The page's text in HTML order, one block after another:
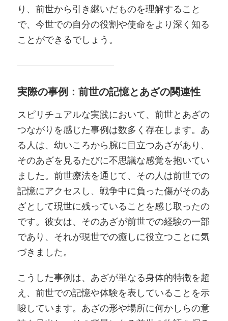
り、前世から引き継いだものを理解すること
で、今世での自分の役割や使命をより深く知る
ことができるでしょう。
実際の事例：前世の記憶とあざの関連性
スピリチュアルな実践において、前世とあざの
つながりを感じた事例は数多く存在します。あ
る人は、幼いころから腕に目立つあざがあり、
そのあざを見るたびに不思議な感覚を抱いてい
ました。前世療法を通じて、その人は前世での
記憶にアクセスし、戦争中に負った傷がそのあ
ざとして現世に残っていることを感じ取ったの
です。彼女は、そのあざが前世での経験の一部
であり、それが現世での癒しに役立つことに気
づきました。
こうした事例は、あざが単なる身体的特徴を超
え、前世での記憶や体験を表していることを示
唆しています。あざの形や場所に何かしらの意